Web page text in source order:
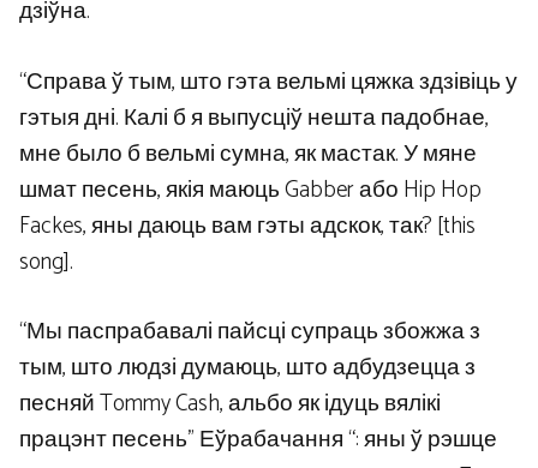
дзіўна.
“Справа ў тым, што гэта вельмі цяжка здзівіць у
гэтыя дні. Калі б я выпусціў нешта падобнае,
мне было б вельмі сумна, як мастак. У мяне
шмат песень, якія маюць Gabber або Hip Hop
Fackes, яны даюць вам гэты адскок, так? [this
song].
“Мы паспрабавалі пайсці супраць збожжа з
тым, што людзі думаюць, што адбудзецца з
песняй Tommy Cash, альбо як ідуць вялікі
працэнт песень” Еўрабачання “: яны ў рэшце